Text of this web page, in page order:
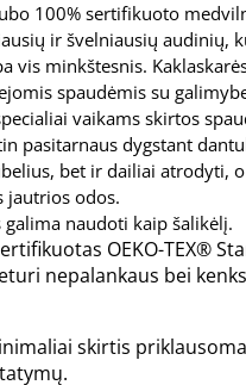
100% sertifikuoto
ir švelniausių audinių,
vis minkštesnis.
spaudėmis su
vaikams skirtos
pasitarnaus dygstant
bet ir dailiai atrodyti,
jautrios odos.
galima naudoti kaip šalikėlį.
OEKO-TEX®
nepalankaus bei
skirtis